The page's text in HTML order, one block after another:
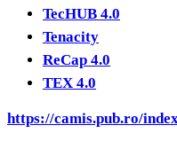
TecHUB 4.0
Tenacity
ReCap 4.0
TEX 4.0
https://camis.pub.ro/